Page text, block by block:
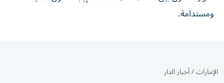
ومستدامة.
الإمارات/أخبار الدار